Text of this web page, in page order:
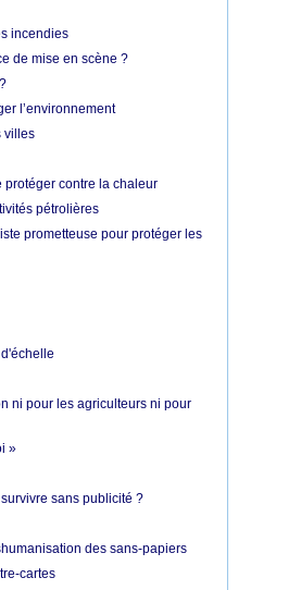
incendies
de mise en scène ?
l’environnement
villes
protéger contre la chaleur
pétrolières
prometteuse pour protéger les
ni pour les agriculteurs ni pour
»
sans publicité ?
des sans-papiers
cartes